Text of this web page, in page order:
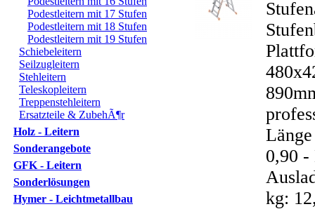
Podestleitern mit 17 Stufen
Podestleitern mit 18 Stufen
Podestleitern mit 19 Stufen
Schiebeleitern
Seilzugleitern
Stehleitern
Teleskopleitern
Treppenstehleitern
Ersatzteile & ZubehÃ¶r
Holz - Leitern
Sonderangebote
GFK - Leitern
Sonderlösungen
Hymer - Leichtmetallbau
0,90 -
kg: